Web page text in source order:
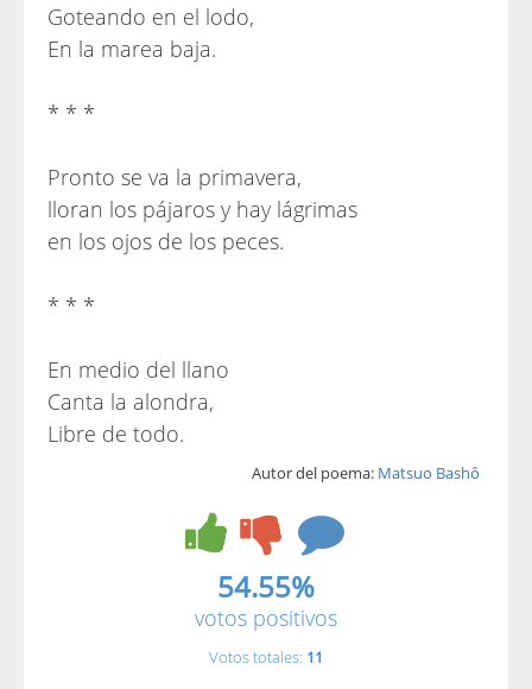
Goteando en el lodo,
En la marea baja.
* * *
Pronto se va la primavera,
lloran los pájaros y hay lágrimas
en los ojos de los peces.
* * *
En medio del llano
Canta la alondra,
Libre de todo.
Autor del poema: Matsuo Bashô
54.55%
votos positivos
Votos totales: 11